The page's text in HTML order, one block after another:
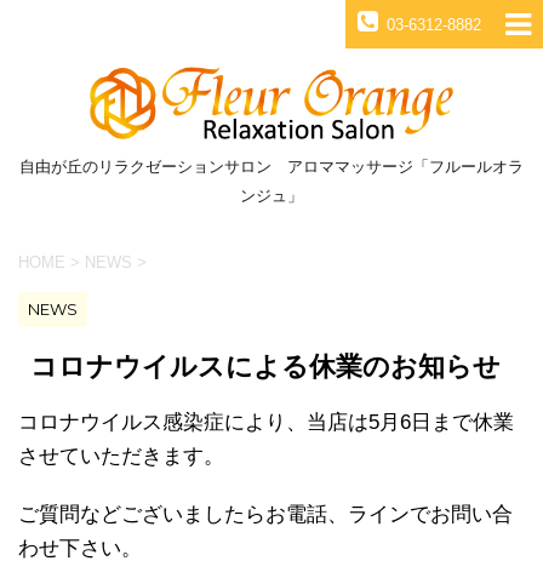
03-6312-8882
自由が丘のリラクゼーションサロン アロママッサージ「フルールオラ
ンジュ」
HOME > NEWS >
NEWS
コロナウイルスによる休業のお知らせ
コロナウイルス感染症により、当店は5月6日まで休業
させていただきます。
ご質問などございましたらお電話、ラインでお問い合
わせ下さい。